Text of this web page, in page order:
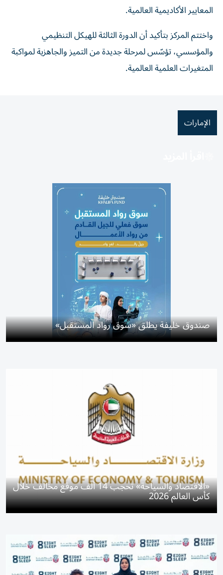
المعايير الأكاديمية العالمية.
واختتم المركز بتأكيد أن الدورة الثالثة للهيكل التنظيمي
والمؤسسي، تؤسّس لمرحلة جديدة من التميز والجاهزية لمواكبة
المتغيرات العلمية العالمية.
الإمارات
صندوق خليفة يطلق «سوق رواد المستقبل»
«الاقتصاد والسياحة» تحجب 14 ألف موقع مخالف خلال
كأس العالم 2026